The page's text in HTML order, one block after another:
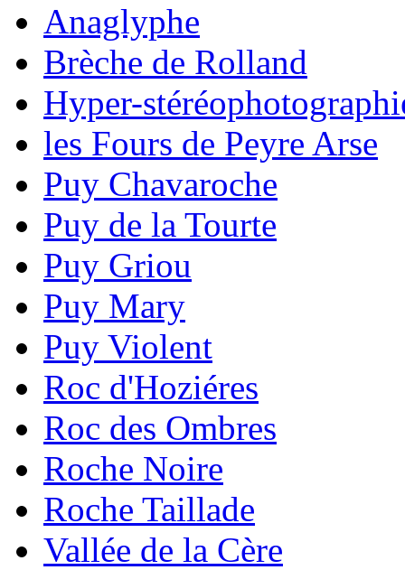
Anaglyphe
Brèche de Rolland
Hyper-
les Fours de Peyre Arse
Puy Chavaroche
Puy de la Tourte
Puy Griou
Puy Mary
Puy Violent
Roc d'Hoziéres
Roc des Ombres
Roche Noire
Roche Taillade
Vallée de la Cère